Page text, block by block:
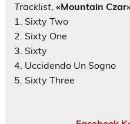
Tracklist, «Mountain
1. Sixty Two
2. Sixty One
3. Sixty
4. Uccidendo Un Sogno
5. Sixty Three